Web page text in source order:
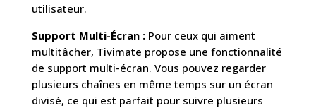
utilisateur.
Support Multi-Écran :Pour ceux qui aiment
multitâcher, Tivimate propose une fonctionnalité
de support multi-écran. Vous pouvez regarder
plusieurs chaînes en même temps sur un écran
divisé, ce qui est parfait pour suivre plusieurs